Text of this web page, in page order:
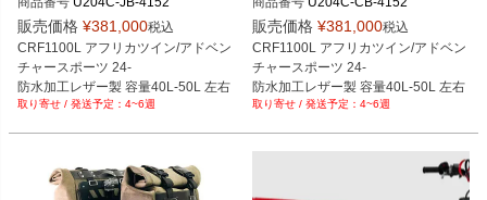
(左右セット) UNIT GARAGE
U204C_JB+4152
メーカー型番：U204C+4152
販売価格 ¥381,000税込
CRF1100L アフリカツイン/アドベン
チャースポーツ 24-
防水加工レザー製 容量40L-50L 左右
セット
4~6週
(左右セット) UNIT GARAGE
U204C_CB+4152
メーカー型番：U204C+4152
販売価格 ¥381,000税込
CRF1100L アフリカツイン/アドベン
チャースポーツ 24-
防水加工レザー製 容量40L-50L 左右
セット
4~6週